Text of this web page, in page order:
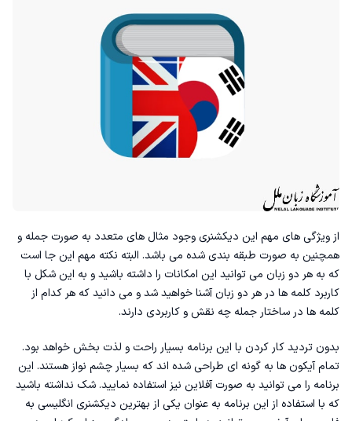
از ویژگی های مهم این دیکشنری وجود مثال های متعدد به صورت جمله و
همچنین به صورت طبقه بندی شده می باشد. البته نکته مهم این جا است
که به هر دو زبان می توانید این امکانات را داشته باشید و به این شکل با
کاربرد کلمه ها در هر دو زبان آشنا خواهید شد و می دانید که هر کدام از
کلمه ها در ساختار جمله چه نقش و کاربردی دارند‌.
بدون تردید کار کردن با این برنامه بسیار راحت و لذت بخش خواهد بود.
تمام آیکون ها به گونه ای طراحی شده اند که بسیار چشم نواز هستند. این
برنامه را می توانید به صورت آفلاین نیز استفاده نمایید. شک نداشته باشید
که با استفاده از این برنامه به عنوان یکی از بهترین دیکشنری انگلیسی به